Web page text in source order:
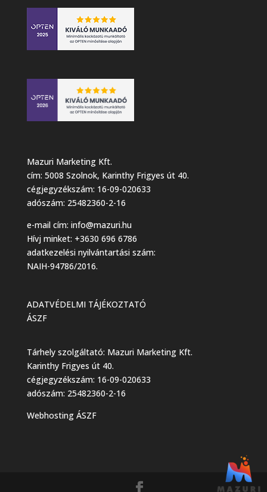
Mazuri Marketing Kft.
cím: 5008 Szolnok, Karinthy Frigyes út 40.
cégjegyzékszám: 16-09-020633
adószám: 25482360-2-16
e-mail cím: info@mazuri.hu
Hívj minket: +3630 696 6786
adatkezelési nyilvántartási szám:
NAIH-94786/2016.
ADATVÉDELMI TÁJÉKOZTATÓ
ÁSZF
Tárhely szolgáltató: Mazuri Marketing Kft.
Karinthy Frigyes út 40.
cégjegyzékszám: 16-09-020633
adószám: 25482360-2-16
Webhosting ÁSZF